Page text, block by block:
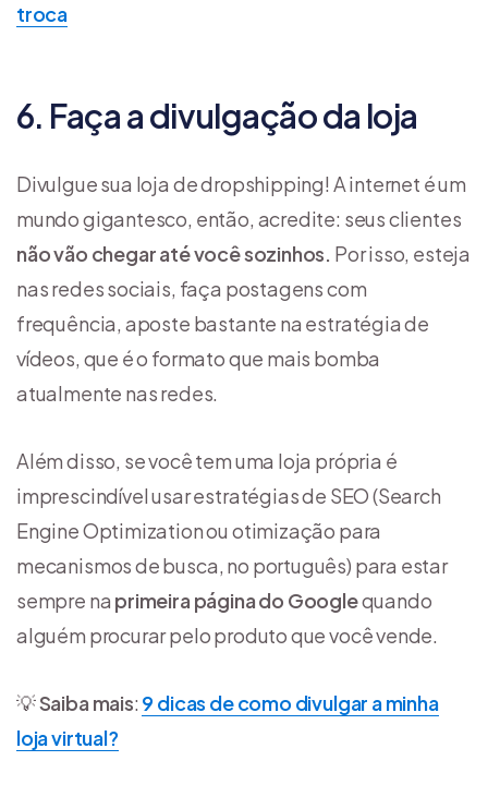
troca
6. Faça a divulgação da loja
Divulgue sua loja de dropshipping! A internet é um
mundo gigantesco, então, acredite: seus clientes
não vão chegar até você sozinhos. Por isso, esteja
nas redes sociais, faça postagens com
frequência, aposte bastante na estratégia de
vídeos, que é o formato que mais bomba
atualmente nas redes.
Além disso, se você tem uma loja própria é
imprescindível usar estratégias de SEO (Search
Engine Optimization ou otimização para
mecanismos de busca, no português) para estar
sempre na primeira página do Googlequando
alguém procurar pelo produto que você vende.
💡Saiba mais: 9 dicas de como divulgar a minha
loja virtual?